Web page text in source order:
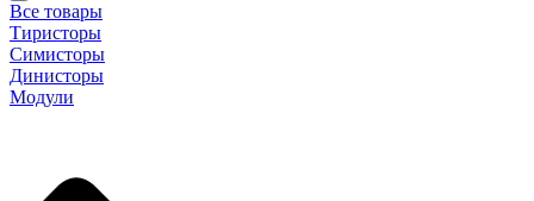
Все товары
Тиристоры
Симисторы
Динисторы
Модули